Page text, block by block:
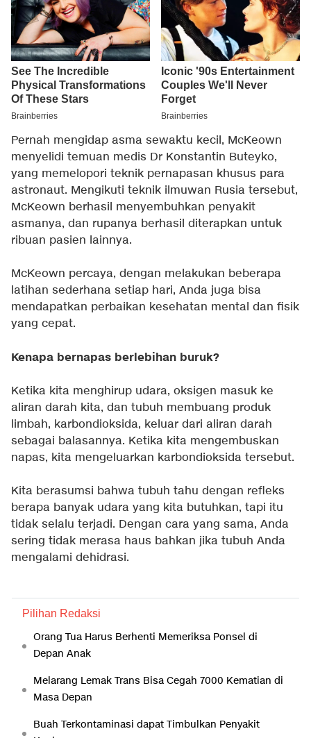
Pernah mengidap asma sewaktu kecil, McKeown
menyelidi temuan medis Dr Konstantin Buteyko,
yang memelopori teknik pernapasan khusus para
astronaut. Mengikuti teknik ilmuwan Rusia tersebut,
McKeown berhasil menyembuhkan penyakit
asmanya, dan rupanya berhasil diterapkan untuk
ribuan pasien lainnya.
McKeown percaya, dengan melakukan beberapa
latihan sederhana setiap hari, Anda juga bisa
mendapatkan perbaikan kesehatan mental dan fisik
yang cepat.
Kenapa bernapas berlebihan buruk?
Ketika kita menghirup udara, oksigen masuk ke
aliran darah kita, dan tubuh membuang produk
limbah, karbondioksida, keluar dari aliran darah
sebagai balasannya. Ketika kita mengembuskan
napas, kita mengeluarkan karbondioksida tersebut.
Kita berasumsi bahwa tubuh tahu dengan refleks
berapa banyak udara yang kita butuhkan, tapi itu
tidak selalu terjadi. Dengan cara yang sama, Anda
sering tidak merasa haus bahkan jika tubuh Anda
mengalami dehidrasi.
Pilihan Redaksi
Orang Tua Harus Berhenti Memeriksa Ponsel di
Depan Anak
Melarang Lemak Trans Bisa Cegah 7000 Kematian di
Masa Depan
Buah Terkontaminasi dapat Timbulkan Penyakit